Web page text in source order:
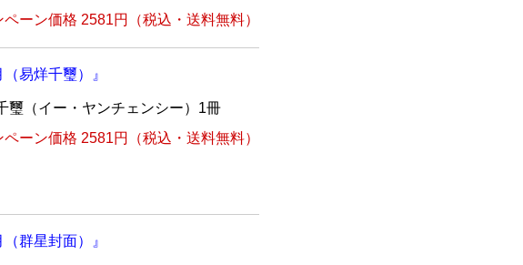
ペーン価格 2581円
（税込・送料無料）
易烊千璽）』
璽（イー・ヤンチェンシー）1冊
ペーン価格 2581円
（税込・送料無料）
群星封面）』